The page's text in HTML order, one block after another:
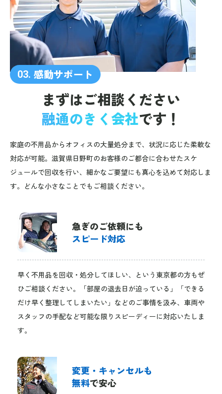
03. 感動サポート
まずはご相談ください
融通のきく会社です！
家庭の不用品からオフィスの大量処分まで、状況に応じた柔軟な
対応が可能。滋賀県日野町のお客様のご都合に合わせたスケ
ジュールで回収を行い、細かなご要望にも真心を込めて対応しま
す。どんな小さなことでもご相談ください。
急ぎのご依頼にも
スピード対応
早く不用品を回収・処分してほしい、という東京都の方もぜ
ひご相談ください。「部屋の退去日が迫っている」「できる
だけ早く整理してしまいたい」などのご事情を汲み、車両や
スタッフの手配など可能な限りスピーディーに対応いたしま
す。
変更・キャンセルも
無料で安心